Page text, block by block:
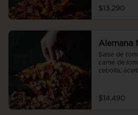
$13.290
Alemana
Salsa de
carne de
cebolla,
$14.490